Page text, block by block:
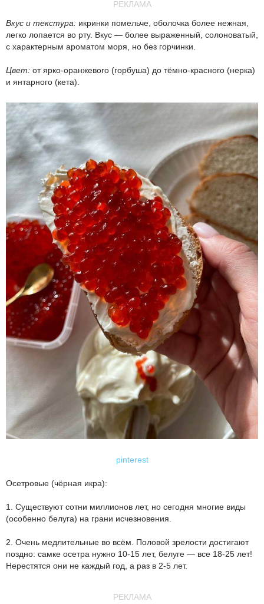
РЕКЛАМА
Вкус и текстура: икринки помельче, оболочка более нежная,
легко лопается во рту. Вкус — более выраженный, солоноватый,
с характерным ароматом моря, но без горчинки.
Цвет: от ярко-оранжевого (горбуша) до тёмно-красного (нерка)
и янтарного (кета).
pinterest
Осетровые (чёрная икра):
1. Существуют сотни миллионов лет, но сегодня многие виды
(особенно белуга) на грани исчезновения.
2. Очень медлительные во всём. Половой зрелости достигают
поздно: самке осетра нужно 10-15 лет, белуге — все 18-25 лет!
Нерестятся они не каждый год, а раз в 2-5 лет.
РЕКЛАМА